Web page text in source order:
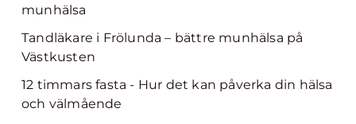
munhälsa
Tandläkare i Frölunda – bättre munhälsa på
Västkusten
12 timmars fasta - Hur det kan påverka din hälsa
och välmående